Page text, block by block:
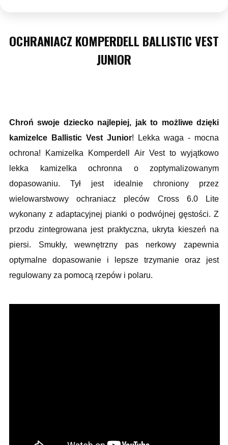
OCHRANIACZ KOMPERDELL BALLISTIC VEST
JUNIOR
Chroń swoje dziecko najlepiej, jak to możliwe dzięki
kamizelce Ballistic Vest Junior! Lekka waga - mocna
ochrona! Kamizelka Komperdell Air Vest to wyjątkowo
lekka kamizelka ochronna o zoptymalizowanym
dopasowaniu. Tył jest idealnie chroniony przez
wielowarstwowy ochraniacz pleców Cross 6.0 Lite
wykonany z adaptacyjnej pianki o podwójnej gęstości. Z
przodu zintegrowana jest praktyczna, ukryta kieszeń na
piersi. Smukły, wewnętrzny pas nerkowy zapewnia
optymalne dopasowanie i lepsze trzymanie oraz jest
regulowany za pomocą rzepów i polaru.